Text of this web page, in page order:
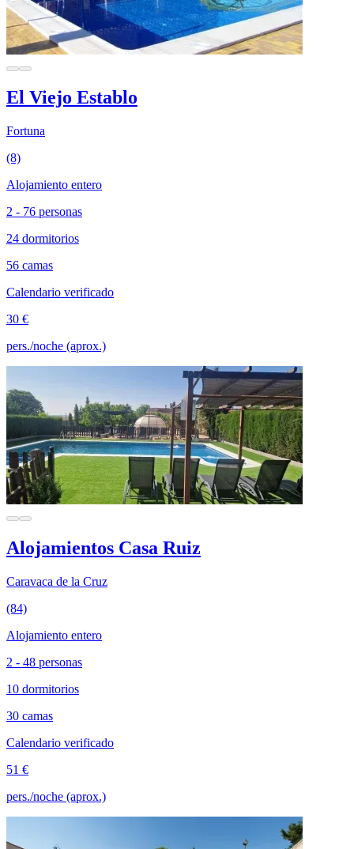
El Viejo Establo
Fortuna
(8)
Alojamiento entero
2 - 76 personas
24 dormitorios
56 camas
Calendario verificado
30 €
pers./noche (aprox.)
Alojamientos Casa Ruiz
Caravaca de la Cruz
(84)
Alojamiento entero
2 - 48 personas
10 dormitorios
30 camas
Calendario verificado
51 €
pers./noche (aprox.)